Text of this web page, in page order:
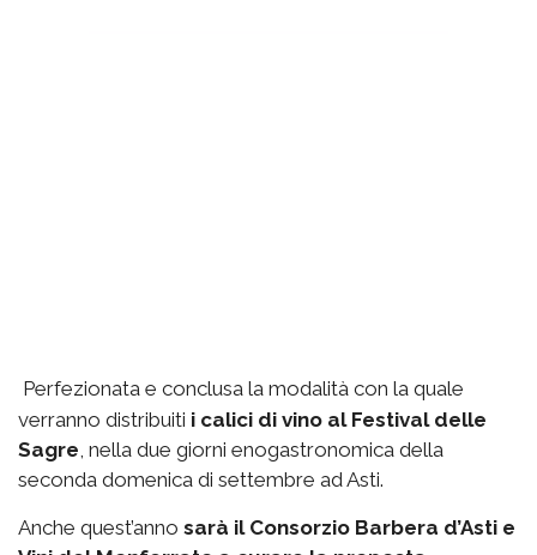
Perfezionata e conclusa la modalità con la quale
verranno distribuiti i calici di vino al Festival delle
Sagre , nella due giorni enogastronomica della
seconda domenica di settembre ad Asti.
Anche quest’anno sarà il Consorzio Barbera d’Asti e